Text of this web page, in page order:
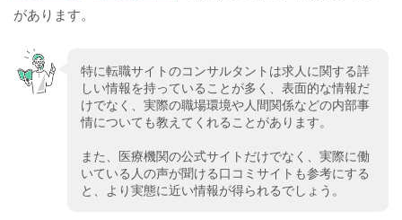
があります。
特に転職サイトのコンサルタントは求人に関する詳
しい情報を持っていることが多く、表面的な情報だ
けでなく、実際の職場環境や人間関係などの内部事
情についても教えてくれることがあります。
また、医療機関の公式サイトだけでなく、実際に働
いている人の声が聞ける口コミサイトも参考にする
と、より実態に近い情報が得られるでしょう。